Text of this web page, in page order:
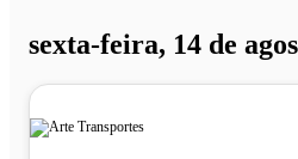
sexta-feira, 14 de